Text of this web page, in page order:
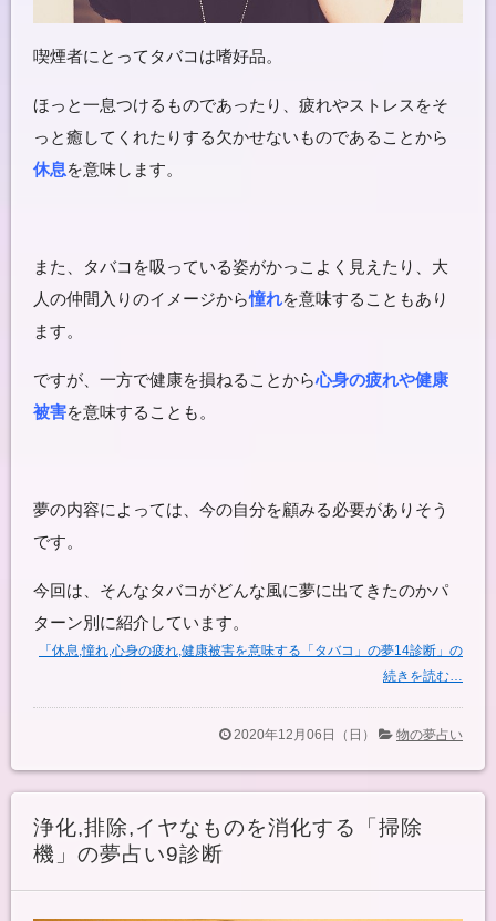
喫煙者にとって タバコ は嗜好品。
ほっと一息つけるものであったり、疲れやストレスをそ
っと癒してくれたりする欠かせないものであることから
休息を意味します。
また、タバコを吸っている姿がかっこよく見えたり、大
人の仲間入りのイメージから憧れを意味することもあり
ます。
ですが、一方で健康を損ねることから心身の疲れや健康
被害を意味することも。
夢の内容によっては、今の自分を顧みる必要がありそう
です。
今回は、そんなタバコ がどんな風に夢に出てきたのかパ
ターン別に紹介しています。
「休息,憧れ,心身の疲れ,健康被害を意味する「タバコ」の夢14診断」の
続きを読む…
2020年12月06日（日） 物の夢占い
浄化,排除,イヤなものを消化する「掃除
機」の夢占い9診断